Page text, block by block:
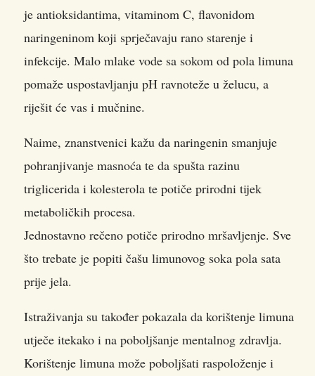
je antioksidantima, vitaminom C, flavonidom
naringeninom koji sprječavaju rano starenje i
infekcije. Malo mlake vode sa sokom od pola limuna
pomaže uspostavljanju pH ravnoteže u želucu, a
riješit će vas i mučnine.
Naime, znanstvenici kažu da naringenin smanjuje
pohranjivanje masnoća te da spušta razinu
triglicerida i kolesterola te potiče prirodni tijek
metaboličkih procesa.
Jednostavno rečeno potiče prirodno mršavljenje. Sve
što trebate je popiti čašu limunovog soka pola sata
prije jela.
Istraživanja su također pokazala da korištenje limuna
utječe itekako i na poboljšanje mentalnog zdravlja.
Korištenje limuna može poboljšati raspoloženje i